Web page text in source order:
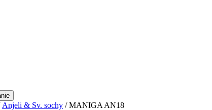
Anjeli & Sv. sochy / MANIGA AN18